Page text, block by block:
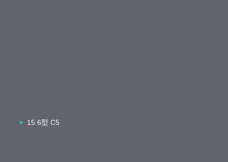
15.6型 C5